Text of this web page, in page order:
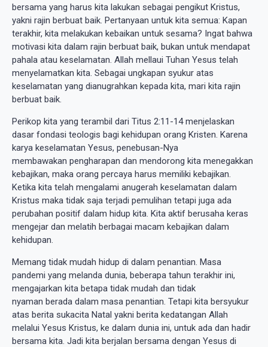
bersama yang harus kita lakukan sebagai pengikut Kristus,
yakni rajin berbuat baik. Pertanyaan untuk kita semua: Kapan
terakhir, kita melakukan kebaikan untuk sesama? Ingat bahwa
motivasi kita dalam rajin berbuat baik, bukan untuk mendapat
pahala atau keselamatan. Allah mellaui Tuhan Yesus telah
menyelamatkan kita. Sebagai ungkapan syukur atas
keselamatan yang dianugrahkan kepada kita, mari kita rajin
berbuat baik.
Perikop kita yang terambil dari Titus 2:11-14 menjelaskan
dasar fondasi teologis bagi kehidupan orang Kristen. Karena
karya keselamatan Yesus, penebusan-Nya
membawakan pengharapan dan mendorong kita menegakkan
kebajikan, maka orang percaya harus memiliki kebajikan.
Ketika kita telah mengalami anugerah keselamatan dalam
Kristus maka tidak saja terjadi pemulihan tetapi juga ada
perubahan positif dalam hidup kita. Kita aktif berusaha keras
mengejar dan melatih berbagai macam kebajikan dalam
kehidupan.
Memang tidak mudah hidup di dalam penantian. Masa
pandemi yang melanda dunia, beberapa tahun terakhir ini,
mengajarkan kita betapa tidak mudah dan tidak
nyaman berada dalam masa penantian. Tetapi kita bersyukur
atas berita sukacita Natal yakni berita kedatangan Allah
melalui Yesus Kristus, ke dalam dunia ini, untuk ada dan hadir
bersama kita. Jadi kita berjalan bersama dengan Yesus di